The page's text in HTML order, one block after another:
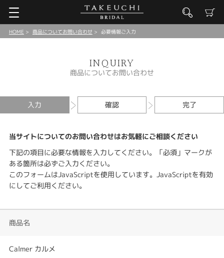
HOME 商品についてお問い合わせ 必要情報ご入力
INQUIRY
商品についてお問い合わせ
入力 確認 完了
当サイトについてのお問い合わせはお気軽にご相談ください
下記の項目に必要な情報を入力してください。「必須」マークが
ある箇所は必ずご入力ください。
このフォームはJavaScriptを使用しています。JavaScriptを有効
にしてご利用ください。
商品名
Calmer カルメ